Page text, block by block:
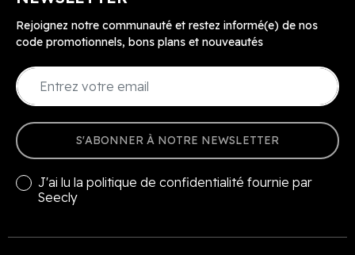
Rejoignez notre communauté et restez informé(e) de nos
code promotionnels, bons plans et nouveautés
S'ABONNER À NOTRE NEWSLETTER
J'ai lu la politique de confidentialité fournie par
Seecly